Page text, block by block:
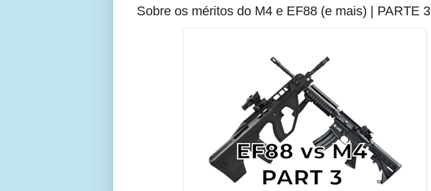
Sobre os méritos do M4 e EF88 (e mais) | PARTE 3